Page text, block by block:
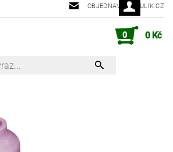
OBJEDNAVKY@RULIK.CZ
0 0 Kč